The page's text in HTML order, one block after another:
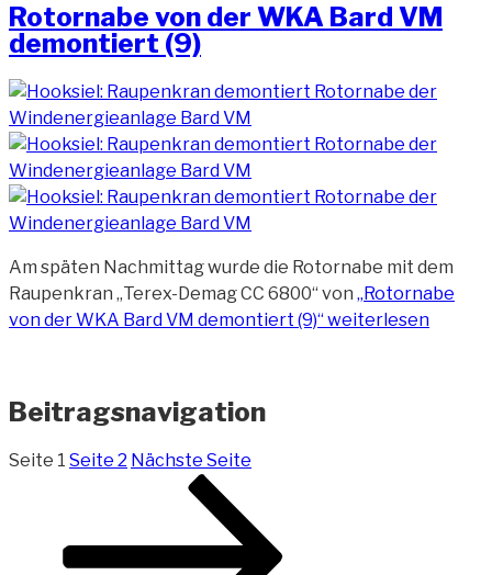
Rotornabe von der WKA Bard VM
demontiert (9)
Am späten Nachmittag wurde die Rotornabe mit dem
Raupenkran „Terex-Demag CC 6800“ von „Rotornabe
von der WKA Bard VM demontiert (9)“weiterlesen
Beitragsnavigation
Seite 1 Seite 2 Nächste Seite